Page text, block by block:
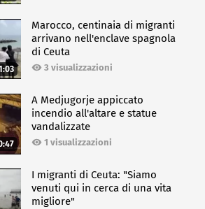
Marocco, centinaia di migranti
arrivano nell'enclave spagnola
di Ceuta
3 visualizzazioni
A Medjugorje appiccato
incendio all'altare e statue
vandalizzate
1 visualizzazioni
I migranti di Ceuta: "Siamo
venuti qui in cerca di una vita
migliore"